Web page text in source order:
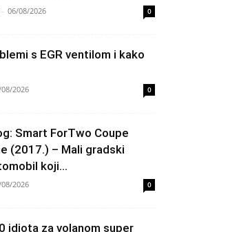
- 06/08/2026 0
s EGR ventilom i kako
2026 0
Smart ForTwo Coupe
(2017.) – Mali gradski
koji...
2026 0
idiota za volanom super